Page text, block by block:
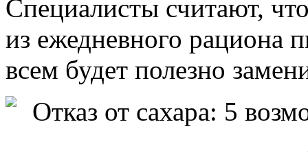
Специалисты считают,
из ежедневного рациона
всем будет полезно